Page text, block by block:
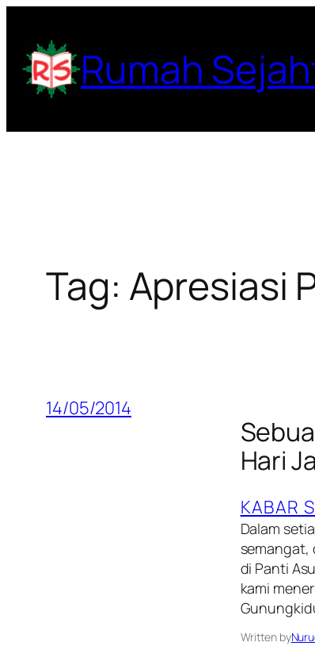
konten
Rumah
Tag: Apresiasi
14/05/2014
Hari
KABAR
Dalam
semangat,
di Panti
kami
Written by